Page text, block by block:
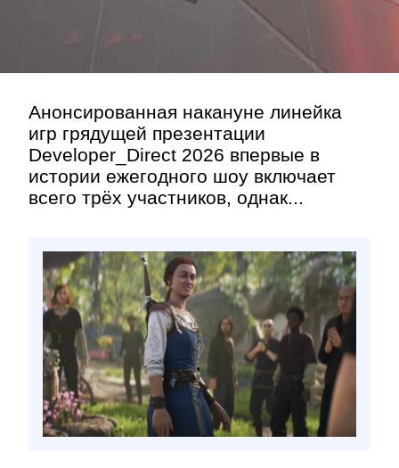
Анонсированная накануне линейка
игр грядущей презентации
Developer_Direct 2026 впервые в
истории ежегодного шоу включает
всего трёх участников, однак...
Контакт»